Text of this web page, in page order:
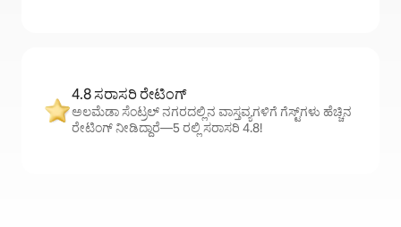
4.8 ಸರಾಸರಿ ರೇಟಿಂಗ್
ಅಲಮೆಡಾ ಸೆಂಟ್ರಲ್ ನಗರದಲ್ಲಿನ ವಾಸ್ತವ್ಯಗಳಿಗೆ ಗೆಸ್ಟ್‌ಗಳು ಹೆಚ್ಚಿನ
ರೇಟಿಂಗ್ ನೀಡಿದ್ದಾರೆ—5 ರಲ್ಲಿ ಸರಾಸರಿ 4.8!